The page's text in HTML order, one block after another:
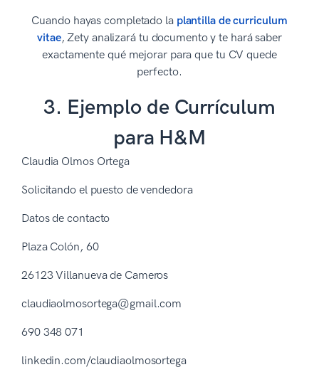
Cuando hayas completado la plantilla de curriculum
vitae, Zety analizará tu documento y te hará saber
exactamente qué mejorar para que tu CV quede
perfecto.
3. Ejemplo de Currículum
para H&M
Claudia Olmos Ortega
Solicitando el puesto de vendedora
Datos de contacto
Plaza Colón, 60
26123 Villanueva de Cameros
claudiaolmosortega@gmail.com
690 348 071
linkedin.com/claudiaolmosortega